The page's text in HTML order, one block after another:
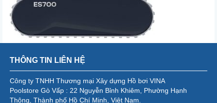
THÔNG TIN LIÊN HỆ
Công ty TNHH Thương mại Xây dựng Hồ bơi VINA
Poolstore Gò Vấp : 22 Nguyễn Bỉnh Khiêm, Phường Hạnh
Thông, Thành phố Hồ Chí Minh, Việt Nam.